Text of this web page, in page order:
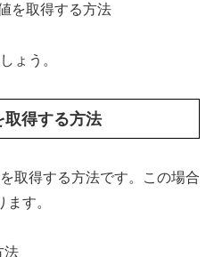
を取得する方法
ょう。
取得する方法
取得する方法です。この場合
す。
法